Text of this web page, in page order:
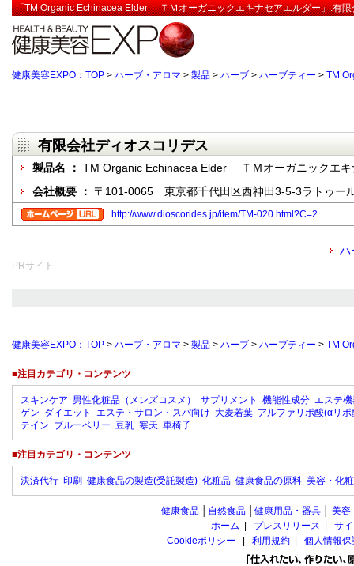
「TM Organic Echinacea Elder ＴＭオーガニックエキナセアエルダー」:有限
健康美容EXPO：TOP > ハーブ・アロマ > 製品 > ハーブ > ハーブティー > TM
有限会社ディオスコリデス
製品名 ： TM Organic Echinacea Elder ＴＭオーガニックエキ
会社概要 ： 〒101-0065 東京都千代田区西神田3-5-3ラトゥー
http://www.dioscorides.jp/item/TM-020.html?C=2
ハ
PRサイト
健康美容EXPO：TOP > ハーブ・アロマ > 製品 > ハーブ > ハーブティー > TM
■注目カテゴリ・コンテンツ
スキンケア 男性化粧品（メンズコスメ） サプリメント 機能性成分 エステ
ゲン ダイエット エステ・サロン・スパ向け 大麦若葉 アルファリポ酸(αリポ
テイン ブルーベリー 豆乳 寒天 車椅子
■注目カテゴリ・コンテンツ
決済代行 印刷 健康食品の製造(受託製造) 化粧品 健康食品の原料 美容・化
健康食品 自然食品 健康用品・器具 美容
ホーム
プレスリリース
サ
Cookieポリシー
利用規約 個人情報